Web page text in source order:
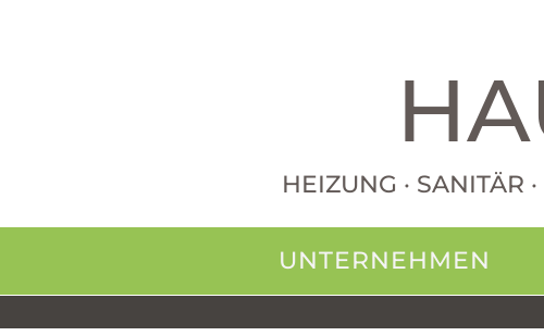
HEIZUNG · SANITÄR
UNTERNEHMEN